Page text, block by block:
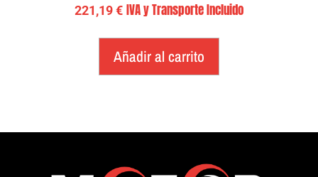
221,19€ IVA y Transporte Incluido
Añadir al carrito